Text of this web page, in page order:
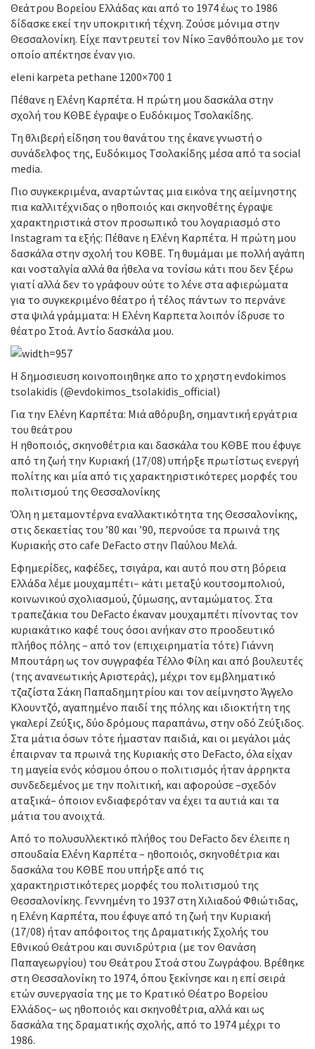
Θεάτρου Βορείου Ελλάδας και από το 1974 έως το 1986
δίδασκε εκεί την υποκριτική τέχνη. Ζούσε μόνιμα στην
Θεσσαλονίκη. Είχε παντρευτεί τον Νίκο Ξανθόπουλο με τον
οποίο απέκτησε έναν γιο.
eleni karpeta pethane 1200×700 1
Πέθανε η Ελένη Καρπέτα. Η πρώτη μου δασκάλα στην
σχολή του ΚΘΒΕ έγραψε ο Ευδόκιμος Τσολακίδης.
Τη θλιβερή είδηση του θανάτου της έκανε γνωστή ο
συνάδελφος της, Ευδόκιμος Τσολακίδης μέσα από τα social
media.
Πιο συγκεκριμένα, αναρτώντας μια εικόνα της αείμνηστης
πια καλλιτέχνιδας ο ηθοποιός και σκηνοθέτης έγραψε
χαρακτηριστικά στον προσωπικό του λογαριασμό στο
Instagram τα εξής: Πέθανε η Ελένη Καρπέτα. Η πρώτη μου
δασκάλα στην σχολή του ΚΘΒΕ. Τη θυμάμαι με πολλή αγάπη
και νοσταλγία αλλά θα ήθελα να τονίσω κάτι που δεν ξέρω
γιατί αλλά δεν το γράφουν ούτε το λένε στα αφιερώματα
για το συγκεκριμένο θέατρο ή τέλος πάντων το περνάνε
στα ψιλά γράμματα: Η Ελένη Καρπετα λοιπόν ίδρυσε το
θέατρο Στοά. Αντίο δασκάλα μου.
Η δημοσιευση κοινοποιηθηκε απο το χρηστη evdokimos
tsolakidis (@evdokimos_tsolakidis_official)
Για την Ελένη Καρπέτα: Μιά αθόρυβη, σημαντική εργάτρια
του θεάτρου
Η ηθοποιός, σκηνοθέτρια και δασκάλα του ΚΘΒΕ που έφυγε
από τη ζωή την Κυριακή (17/08) υπήρξε πρωτίστως ενεργή
πολίτης και μία από τις χαρακτηριστικότερες μορφές του
πολιτισμού της Θεσσαλονίκης
Όλη η μεταμοντέρνα εναλλακτικότητα της Θεσσαλονίκης,
στις δεκαετίας του ’80 και ’90, περνούσε τα πρωινά της
Κυριακής στο cafe DeFacto στην Παύλου Μελά.
Εφημερίδες, καφέδες, τσιγάρα, και αυτό που στη βόρεια
Ελλάδα λέμε μουχαμπέτι– κάτι μεταξύ κουτσομπολιού,
κοινωνικού σχολιασμού, ζύμωσης, ανταμώματος. Στα
τραπεζάκια του DeFacto έκαναν μουχαμπέτι πίνοντας τον
κυριακάτικο καφέ τους όσοι ανήκαν στο προοδευτικό
πλήθος πόλης – από τον (επιχειρηματία τότε) Γιάννη
Μπουτάρη ως τον συγγραφέα Τέλλο Φίλη και από βουλευτές
(της ανανεωτικής Αριστεράς), μέχρι τον εμβληματικό
τζαζίστα Σάκη Παπαδημητρίου και τον αείμνηστο Άγγελο
Κλουντζό, αγαπημένο παιδί της πόλης και ιδιοκτήτη της
γκαλερί Ζεύξις, δύο δρόμους παραπάνω, στην οδό Ζεύξιδος.
Στα μάτια όσων τότε ήμασταν παιδιά, και οι μεγάλοι μάς
έπαιρναν τα πρωινά της Κυριακής στο DeFacto, όλα είχαν
τη μαγεία ενός κόσμου όπου ο πολιτισμός ήταν άρρηκτα
συνδεδεμένος με την πολιτική, και αφορούσε –σχεδόν
αταξικά– όποιον ενδιαφερόταν να έχει τα αυτιά και τα
μάτια του ανοιχτά.
Από το πολυσυλλεκτικό πλήθος του DeFacto δεν έλειπε η
σπουδαία Ελένη Καρπέτα – ηθοποιός, σκηνοθέτρια και
δασκάλα του ΚΘΒΕ που υπήρξε από τις
χαρακτηριστικότερες μορφές του πολιτισμού της
Θεσσαλονίκης. Γεννημένη το 1937 στη Χιλιαδού Φθιώτιδας,
η Ελένη Καρπέτα, που έφυγε από τη ζωή την Κυριακή
(17/08) ήταν απόφοιτος της Δραματικής Σχολής του
Εθνικού Θεάτρου και συνιδρύτρια (με τον Θανάση
Παπαγεωργίου) του Θεάτρου Στοά στου Ζωγράφου. Βρέθηκε
στη Θεσσαλονίκη το 1974, όπου ξεκίνησε και η επί σειρά
ετών συνεργασία της με το Κρατικό Θέατρο Βορείου
Ελλάδος– ως ηθοποιός και σκηνοθέτρια, αλλά και ως
δασκάλα της δραματικής σχολής, από το 1974 μέχρι το
1986.